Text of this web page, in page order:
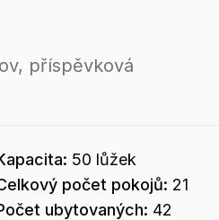
příspěvková
50 lůžek
počet pokojů: 21
ubytovaných: 42